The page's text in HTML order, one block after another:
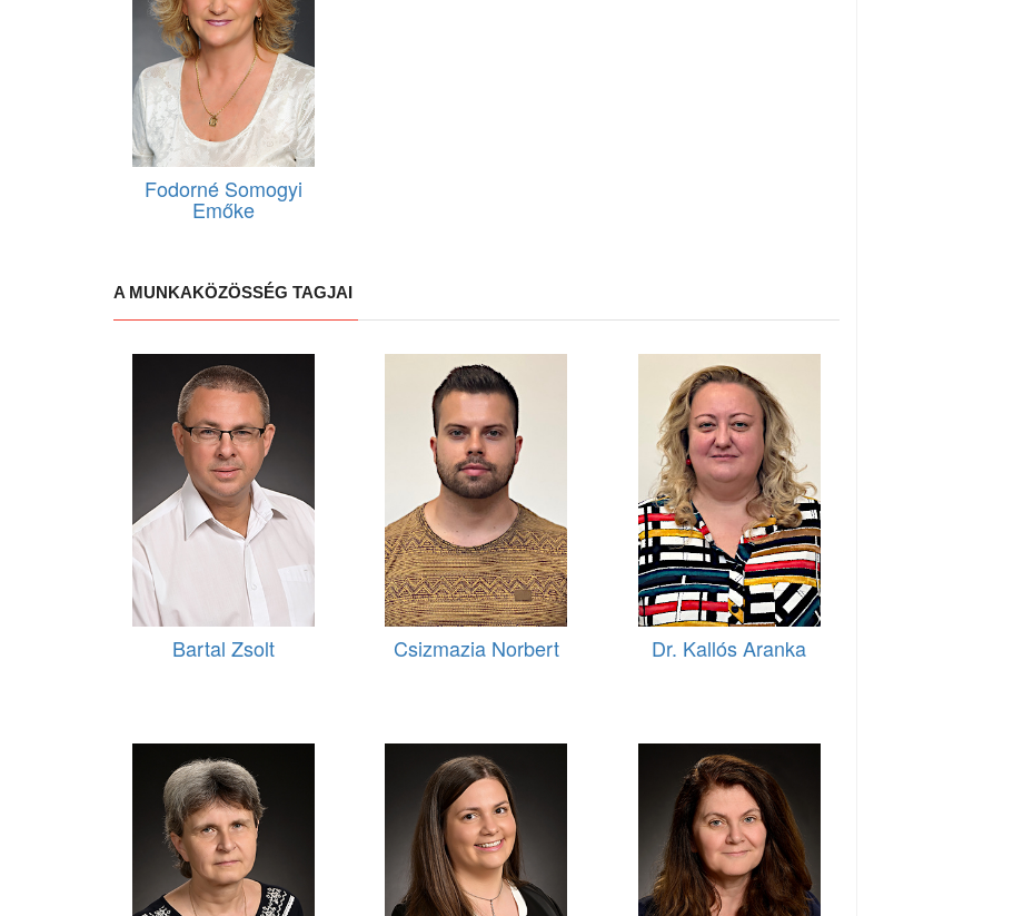
Fodorné Somogyi
Emőke
A MUNKAKÖZÖSSÉG TAGJAI
Bartal Zsolt Csizmazia Norbert Dr. Kallós Aranka